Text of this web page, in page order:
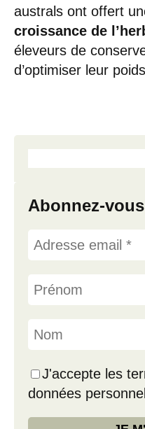
australs ont offert
croissance de
éleveurs de
d’optimiser leur
Abonnez-
J'accepte les
données